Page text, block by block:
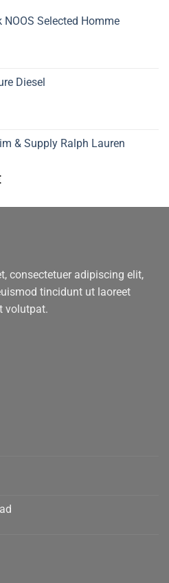
NOOS Selected Homme
Diesel
& Supply Ralph Lauren
El
actual
consectetuer adipiscing elit,
tincidunt ut laoreet
volutpat.